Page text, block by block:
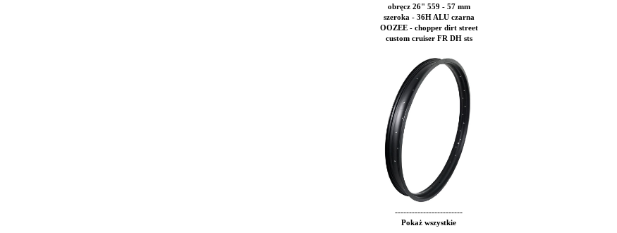
obręcz 26" 559 - 57 mm
szeroka - 36H ALU czarna
OOZEE - chopper dirt street
custom cruiser FR DH sts
------------------------
Pokaż wszystkie